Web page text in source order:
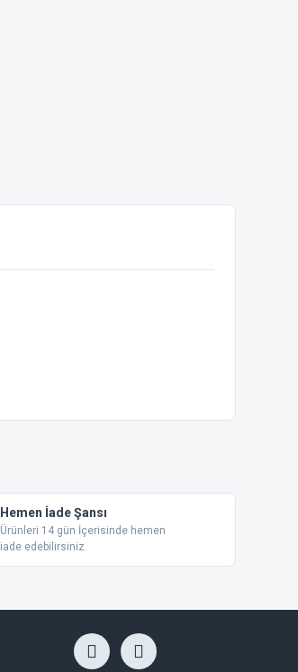
Hemen İade Şansı
Ürünleri 14 gün İçerisinde hemen
iade edebilirsiniz.